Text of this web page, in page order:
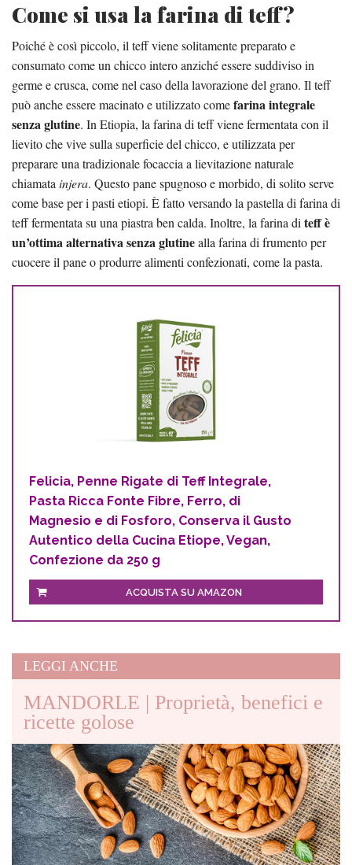
Come si usa la farina di teff?
Poiché è così piccolo, il teff viene solitamente preparato e
consumato come un chicco intero anziché essere suddiviso in
germe e crusca, come nel caso della lavorazione del grano. Il teff
può anche essere macinato e utilizzato comefarina integrale
senza glutine. In Etiopia, la farina di teff viene fermentata con il
lievito che vive sulla superficie del chicco, e utilizzata per
preparare una tradizionale focaccia a lievitazione naturale
chiamatainjera. Questo pane spugnoso e morbido, di solito serve
come base per i pasti etiopi. È fatto versando la pastella di farina di
teff fermentata su una piastra ben calda. Inoltre, la farina diteff è
un’ottima alternativa senza glutinealla farina di frumento per
cuocere il pane o produrre alimenti confezionati, come la pasta.
Felicia, Penne Rigate di Teff Integrale,
Pasta Ricca Fonte Fibre, Ferro, di
Magnesio e di Fosforo, Conserva il Gusto
Autentico della Cucina Etiope, Vegan,
Confezione da 250 g
ACQUISTA SU AMAZON
LEGGI ANCHE
MANDORLE | Proprietà, benefici e
ricette golose